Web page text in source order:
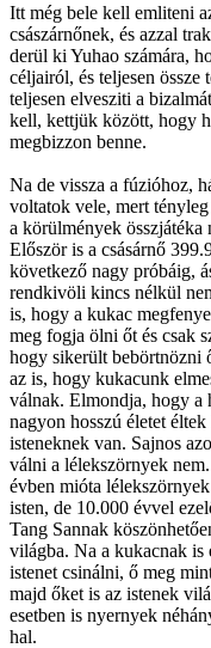
Itt még bele kell emliteni
császárnőnek, és azzal
derül ki Yuhao számára,
céljairól, és teljesen
teljesen elvesziti a
kell, kettjük között, hogy
megbizzon benne.
Na de vissza a fúzióhoz,
voltatok vele, mert
a körülmények összjátéka
Először is a csásárnő
következő nagy próbáig,
rendkivöli kincs nélkül
is, hogy a kukac
meg fogja ölni őt és csak
hogy sikerült bebörtnözni
az is, hogy kukacunk
válnak. Elmondja, hogy a
nagyon hosszú életet
isteneknek van. Sajnos
válni a lélekszörnyek
évben mióta
isten, de 10.000 évvel
Tang Sannak
világba. Na a kukacnak is
istenet csinálni, ő meg
majd őket is az istenek
esetben is nyernyek
hal.